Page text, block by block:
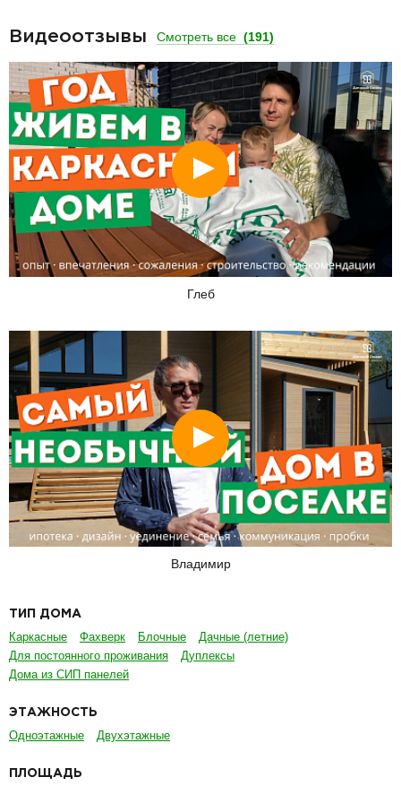
Видеоотзывы Смотреть все (191)
Смотреть
Глеб
Смотреть
Владимир
ТИП ДОМА
Каркасные Фахверк Блочные
Дачные (летние)
Для постоянного проживания
Дуплексы
Дома из СИП панелей
ЭТАЖНОСТЬ
Одноэтажные Двухэтажные
ПЛОЩАДЬ